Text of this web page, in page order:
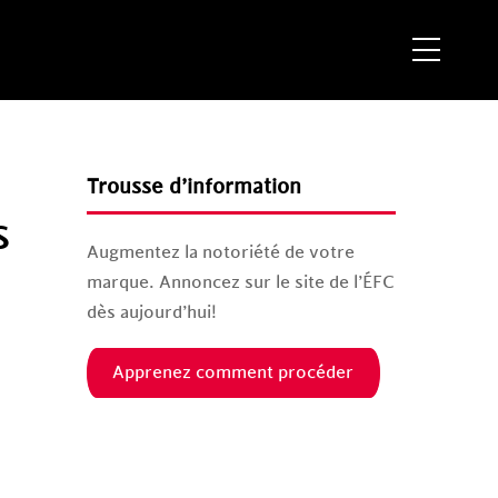
Menu
Trousse d’information
Augmentez la notoriété de votre
marque. Annoncez sur le site de l’ÉFC
dès aujourd’hui!
Apprenez comment procéder